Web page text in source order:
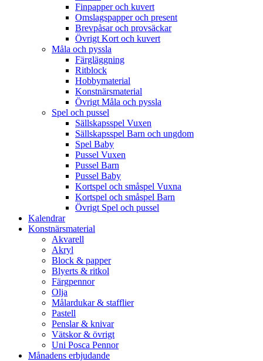
Finpapper och kuvert
Omslagspapper och present
Brevpåsar och provsäckar
Övrigt Kort och kuvert
Måla och pyssla
Färgläggning
Ritblock
Hobbymaterial
Konstnärsmaterial
Övrigt Måla och pyssla
Spel och pussel
Sällskapsspel Vuxen
Sällskapsspel Barn och ungdom
Spel Baby
Pussel Vuxen
Pussel Barn
Pussel Baby
Kortspel och småspel Vuxna
Kortspel och småspel Barn
Övrigt Spel och pussel
Kalendrar
Konstnärsmaterial
Akvarell
Akryl
Block & papper
Blyerts & ritkol
Färgpennor
Olja
Målardukar & stafflier
Pastell
Penslar & knivar
Vätskor & övrigt
Uni Posca Pennor
Månadens erbjudande